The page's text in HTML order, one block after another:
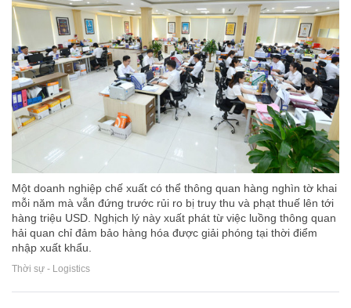
Một doanh nghiệp chế xuất có thể thông quan hàng nghìn tờ khai
mỗi năm mà vẫn đứng trước rủi ro bị truy thu và phạt thuế lên tới
hàng triệu USD. Nghịch lý này xuất phát từ việc luồng thông quan
hải quan chỉ đảm bảo hàng hóa được giải phóng tại thời điểm
nhập xuất khẩu.
Thời sự - Logistics